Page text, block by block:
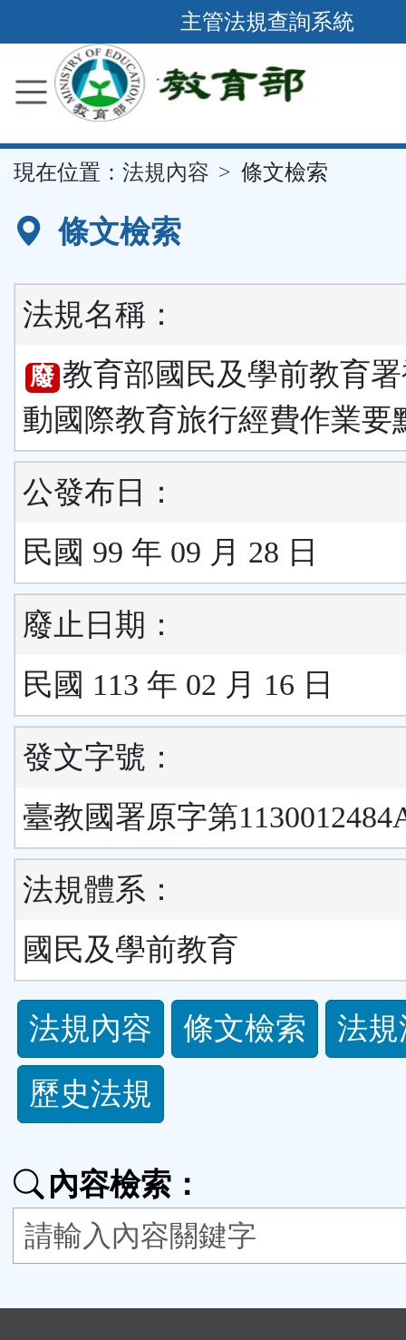
到
要
容
區
主管法規查詢系統
現在位置： 法規內容 條文檢索
條文檢索
法規名稱：
廢 教育部國民及學前教育
動國際教育旅行經費作業要
公發布日：
民國 99 年 09 月 28 日
廢止日期：
民國 113 年 02 月 16 日
發文字號：
臺教國署原字第
法規體系：
國民及學前教育
法
規
功
按
鈕
法規內容 條文檢索
法
歷史法規
內容檢索：